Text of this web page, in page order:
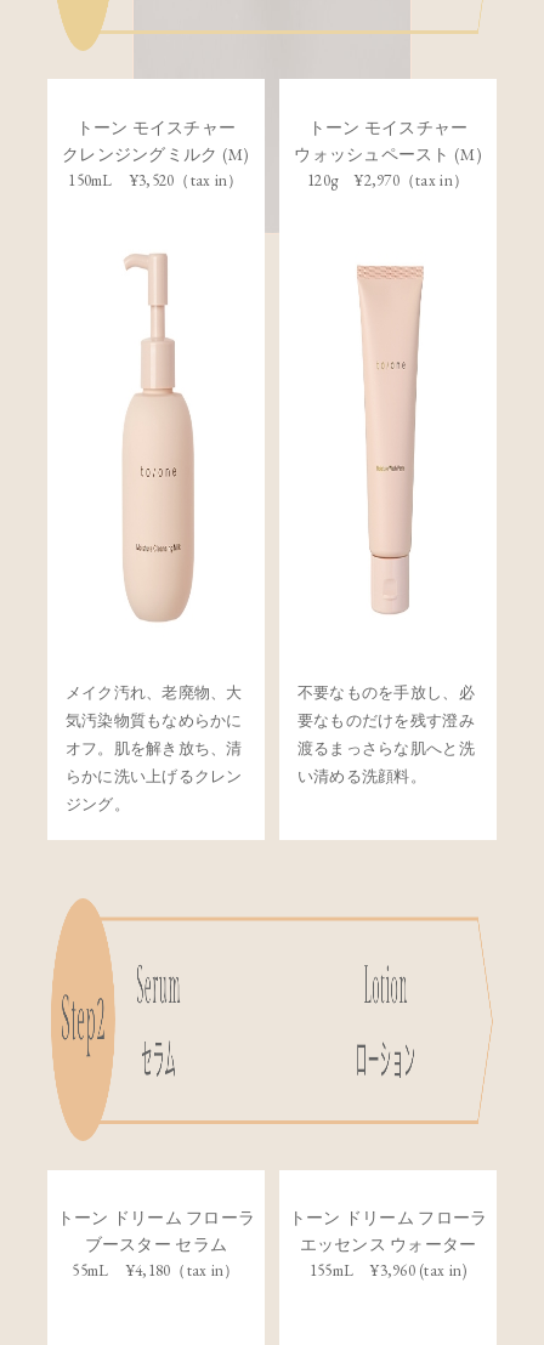
トーン モイスチャー
クレンジングミルク (M)
150mL ¥3,520（tax in）
メイク汚れ、老廃物、大
気汚染物質もなめらかに
オフ。肌を解き放ち、清
らかに洗い上げるクレン
ジング。
トーン モイスチャー
ウォッシュペースト (M)
120g ¥2,970（tax in）
不要なものを手放し、必
要なものだけを残す澄み
渡るまっさらな肌へと洗
い清める洗顔料。
トーン ドリーム フローラ
ブースター セラム
55mL ¥4,180（tax in）
トーン ドリーム フローラ
エッセンス ウォーター
155mL ¥3,960 (tax in)